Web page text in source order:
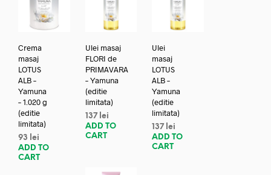
Crema
masaj
LOTUS
ALB –
Yamuna
– 1.020 g
(editie
limitata)
93
lei
ADD TO
CART
Ulei masaj
FLORI de
PRIMAVARA
– Yamuna
(editie
limitata)
137 lei
ADD TO
CART
Ulei
masaj
LOTUS
ALB –
Yamuna
(editie
limitata)
137 lei
ADD TO
CART